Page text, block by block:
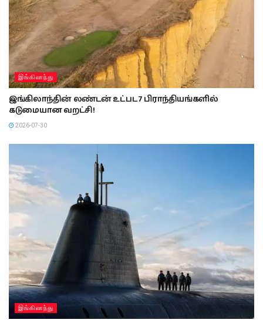
இங்கிலாந்து
இங்கிலாந்தின் லண்டன் உட்பட 7 பிராந்தியங்களில்
கடுமையான வறட்சி!
2026-07-30
இங்கிலாந்து